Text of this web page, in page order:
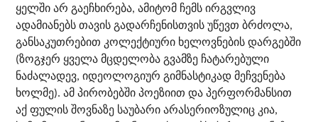
ყელში არ გაეჩხირება, ამიტომ ჩემს ირგვლივ
ადამიანებს თავის გადარჩენისთვის უწევთ ბრძოლა,
განსაკუთრებით კოლექტიური ხელოვნების დარგებში
(ზოგჯერ ყველა მცდელობა გვამზე ჩატარებული
ნაძალადევ, იდეოლოგიურ გიმნასტიკად მეჩვენება
ხოლმე). ამ პირობებში პოეზიით და პერფორმანსით
აქ ფულის შოვნაზე საუბარი არასერიოზულიც კია,